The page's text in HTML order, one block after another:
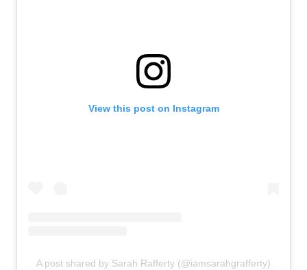
View this post on Instagram
A post shared by Sarah Rafferty (@iamsarahgrafferty)